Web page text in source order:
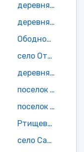
деревня Мамоновка
деревня Нестеровка
Ободной хутор
село Отрадино
деревня Перепутинка
поселок Платцовка
поселок Правда
Ртищевский поселок
село Салтыковка